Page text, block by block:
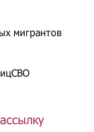
мигрантов
СВО